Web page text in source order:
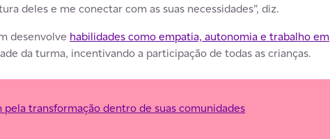
deles e me conectar com as suas necessidades”, diz.
desenvolve habilidades como empatia, autonomia e trabalho em
da turma, incentivando a participação de todas as crianças.
transformação dentro de suas comunidades